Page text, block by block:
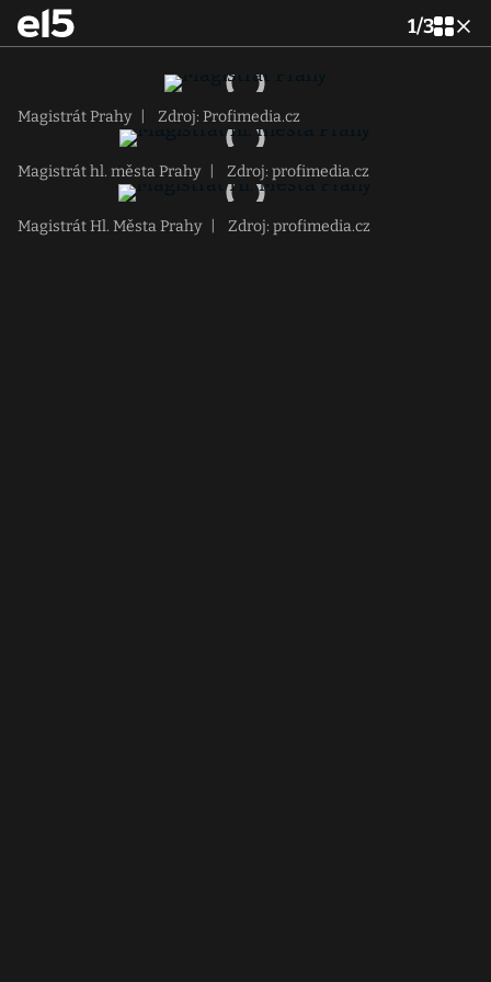
1/3
Magistrát Prahy Zdroj: Profimedia.cz
Magistrát hl. města Prahy Zdroj: profimedia.cz
Magistrát Hl. Města Prahy Zdroj: profimedia.cz